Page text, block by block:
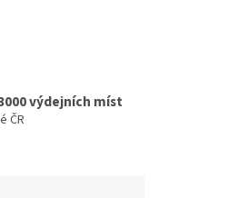
výdejních míst
ČR